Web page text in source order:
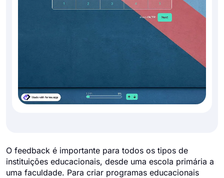
O feedback é importante para todos os tipos de
instituições educacionais, desde uma escola primária a
uma faculdade. Para criar programas educacionais